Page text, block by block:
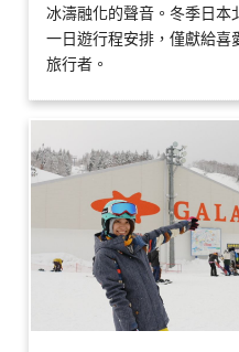
冰濤融化的聲音。冬季日本
一日遊行程安排，僅獻給喜
旅行者。